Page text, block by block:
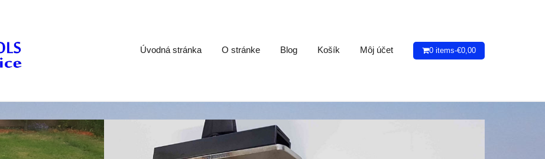
Úvodná stránka O stránke Blog Košík Môj účet 0 items-€0,00